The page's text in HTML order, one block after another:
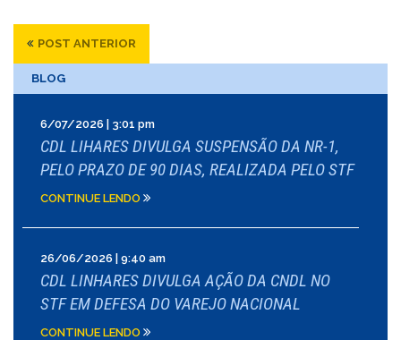
POST ANTERIOR
BLOG
6/07/2026 | 3:01 pm
CDL LIHARES DIVULGA SUSPENSÃO DA NR-1,
PELO PRAZO DE 90 DIAS, REALIZADA PELO STF
CONTINUE LENDO
26/06/2026 | 9:40 am
CDL LINHARES DIVULGA AÇÃO DA CNDL NO
STF EM DEFESA DO VAREJO NACIONAL
CONTINUE LENDO